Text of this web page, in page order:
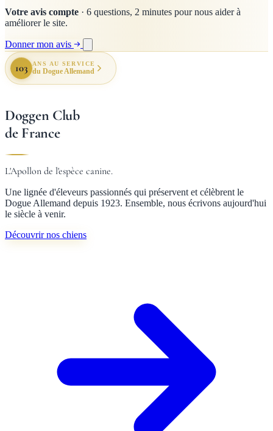
Votre avis compte · 6 questions, 2 minutes pour nous aider à
améliorer le site.
Donner mon avis
103 ANS AU SERVICE
du Dogue Allemand
Doggen Club
de France
L'Apollon de l'espèce canine.
Une lignée d'éleveurs passionnés qui préservent et célèbrent le
Dogue Allemand depuis 1923. Ensemble, nous écrivons aujourd'hui
le siècle à venir.
Découvrir nos chiens